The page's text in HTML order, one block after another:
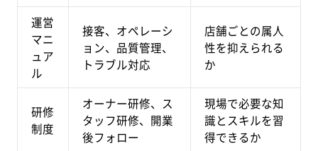
運営
マニ
ュア
ル
接客、オペレーシ
ョン、品質管理、
トラブル対応
店舗ごとの属人
性を抑えられる
か
研修
制度
オーナー研修、ス
タッフ研修、開業
後フォロー
現場で必要な知
識とスキルを習
得できるか